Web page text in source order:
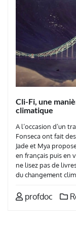
Cli-Fi, une
climatique
A l’occasion d’un
Fonseca ont fait
Jade et Mya
en français puis en
ne lisez pas de
du changement
profdoc